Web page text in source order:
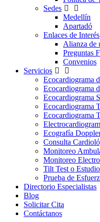
Sedes
Medellín
Apartadó
Enlaces de Interés
Alianza de
Preguntas
Convenios
Servicios
Ecocardiograma
Ecocardiograma
Ecocardiograma
Ecocardiograma
Ecocardiograma
Ecografía
Consulta
Monitoreo
Monitoreo
Tilt Test o
Prueba de
Directorio Especialistas
Blog
Solicitar Cita
Contáctanos